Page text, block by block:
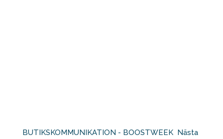
BUTIKSKOMMUNIKATION - BOOSTWEEK⁠ ⁠ Nästa